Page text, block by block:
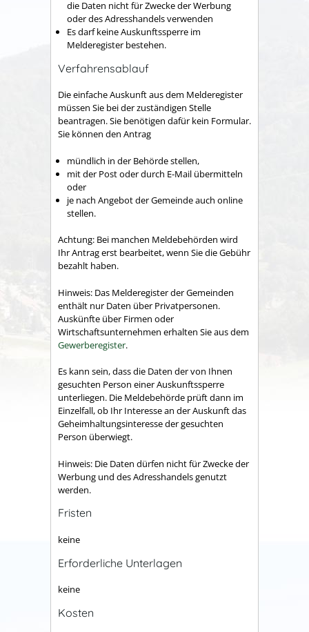
die Daten nicht für Zwecke der Werbung
oder des Adresshandels verwenden
Es darf keine Auskunftssperre im
Melderegister bestehen.
Verfahrensablauf
Die einfache Auskunft aus dem Melderegister
müssen Sie bei der zuständigen Stelle
beantragen. Sie benötigen dafür kein Formular.
Sie können den Antrag
mündlich in der Behörde stellen,
mit der Post oder durch E-Mail übermitteln
oder
je nach Angebot der Gemeinde auch online
stellen.
Achtung: Bei manchen Meldebehörden wird
Ihr Antrag erst bearbeitet, wenn Sie die Gebühr
bezahlt haben.
Hinweis: Das Melderegister der Gemeinden
enthält nur Daten über Privatpersonen.
Auskünfte über Firmen oder
Wirtschaftsunternehmen erhalten Sie aus dem
Gewerberegister.
Es kann sein, dass die Daten der von Ihnen
gesuchten Person einer Auskunftssperre
unterliegen. Die Meldebehörde prüft dann im
Einzelfall, ob Ihr Interesse an der Auskunft das
Geheimhaltungsinteresse der gesuchten
Person überwiegt.
Hinweis: Die Daten dürfen nicht für Zwecke der
Werbung und des Adresshandels genutzt
werden.
Fristen
keine
Erforderliche Unterlagen
keine
Kosten